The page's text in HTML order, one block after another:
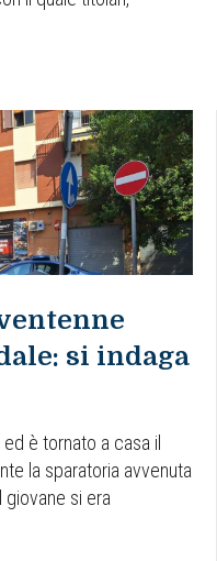
si indaga
è tornato a casa il
la sparatoria avvenuta
giovane si era